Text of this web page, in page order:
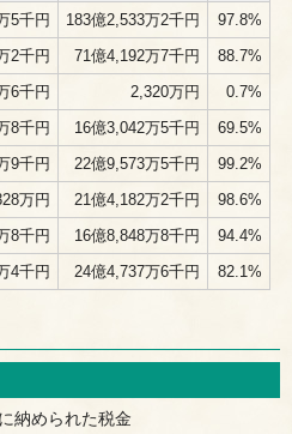
5千円 183億2,533万2千円
97.8%
2千円 71億4,192万7千円
88.7%
6千円 2,320万円
0.7%
8千円 16億3,042万5千円
69.5%
9千円 22億9,573万5千円
99.2%
万円 21億4,182万2千円
98.6%
8千円 16億8,848万8千円
94.4%
4千円 24億4,737万6千円 82.1%
納められた税金